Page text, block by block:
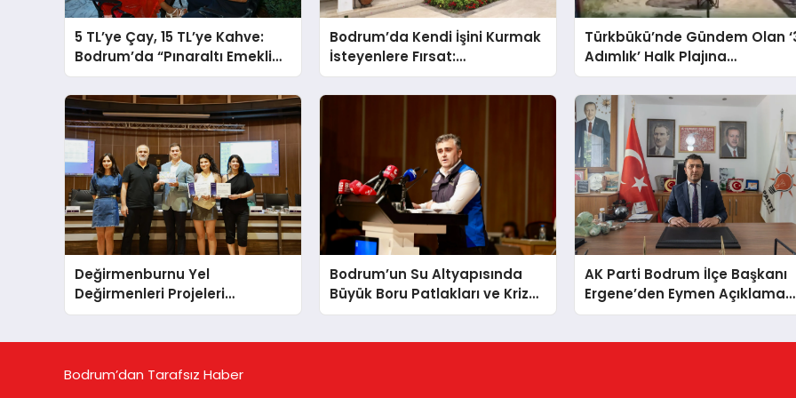
5 TL’ye Çay, 15 TL’ye Kahve:
Bodrum’da “Pınaraltı Emekli
Kafe” Kapılarını Açtı
Bodrum’da Kendi İşini Kurmak
İsteyenlere Fırsat:
Belediyeden 15 Taşınmaz
Kiraya Veriliyor
Türkbükü’nde Gündem Olan
Adımlık’ Halk Plajına
Belediyeden Yanıt Geldi
Değirmenburnu Yel
Değirmenleri Projeleri
Ödüllendirildi
Bodrum’un Su Altyapısında
Büyük Boru Patlakları ve Kriz
Yönetimi Geride Kalıyor
AK Parti Bodrum İlçe Başkanı
Ergene’den Eymen
“Yardım Kampanyasının
Bodrum’dan Tarafsız Haber